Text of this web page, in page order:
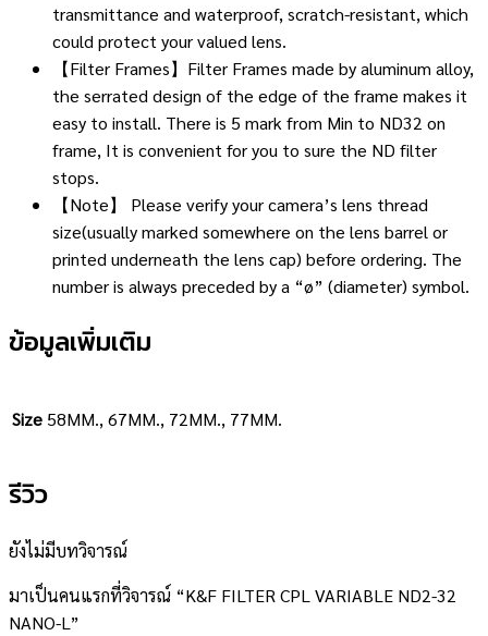
transmittance and waterproof, scratch-resistant, which
could protect your valued lens.
【Filter Frames】Filter Frames made by aluminum alloy,
the serrated design of the edge of the frame makes it
easy to install. There is 5 mark from Min to ND32 on
frame, It is convenient for you to sure the ND filter
stops.
【Note】 Please verify your camera’s lens thread
size(usually marked somewhere on the lens barrel or
printed underneath the lens cap) before ordering. The
number is always preceded by a “ø” (diameter) symbol.
ข้อมูลเพิ่มเติม
Size 58MM., 67MM., 72MM., 77MM.
รีวิว
ยังไม่มีบทวิจารณ์
มาเป็นคนแรกที่วิจารณ์ “K&F FILTER CPL VARIABLE ND2-32
NANO-L”